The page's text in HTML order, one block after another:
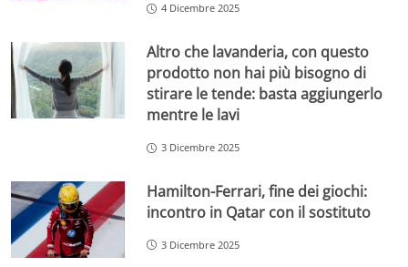
4 Dicembre 2025
Altro che lavanderia, con questo
prodotto non hai più bisogno di
stirare le tende: basta aggiungerlo
mentre le lavi
3 Dicembre 2025
Hamilton-Ferrari, fine dei giochi:
incontro in Qatar con il sostituto
3 Dicembre 2025